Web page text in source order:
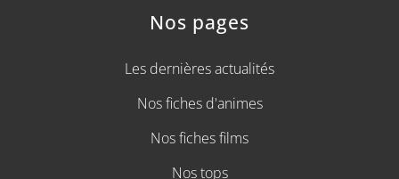
Nos pages
Les dernières actualités
Nos fiches d'animes
Nos fiches films
Nos tops